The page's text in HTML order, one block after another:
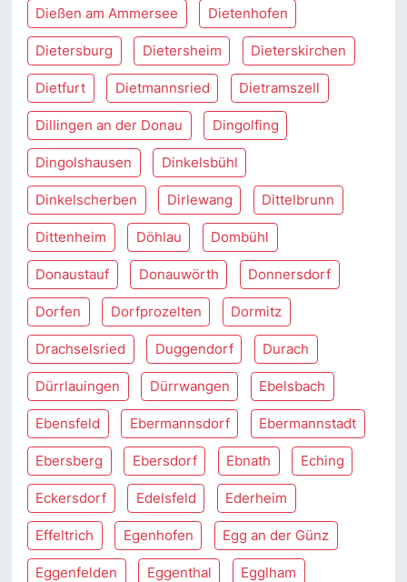
Dießen am Ammersee Dietenhofen
Dietersburg Dietersheim Dieterskirchen
Dietfurt Dietmannsried Dietramszell
Dillingen an der Donau Dingolfing
Dingolshausen Dinkelsbühl
Dinkelscherben Dirlewang Dittelbrunn
Dittenheim Döhlau Dombühl
Donaustauf Donauwörth Donnersdorf
Dorfen Dorfprozelten Dormitz
Drachselsried Duggendorf Durach
Dürrlauingen Dürrwangen Ebelsbach
Ebensfeld Ebermannsdorf Ebermannstadt
Ebersberg Ebersdorf Ebnath Eching
Eckersdorf Edelsfeld Ederheim
Effeltrich Egenhofen Egg an der Günz
Eggenfelden Eggenthal Egglham